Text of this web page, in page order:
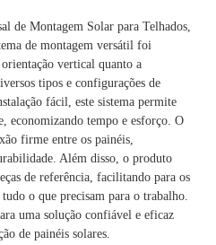
de Montagem Solar para Telhados,
de montagem versátil foi
vertical quanto a
tipos e configurações de
fácil, este sistema permite
economizando tempo e esforço. O
firme entre os painéis,
Além disso, o produto
de referência, facilitando para os
o que precisam para o trabalho.
uma solução confiável e eficaz
de painéis solares.